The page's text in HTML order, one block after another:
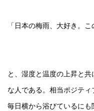
「日本の梅雨、大好き。
と、湿度と温度の上昇と
な人である。相当ポジテ
毎日横から浴びているにも